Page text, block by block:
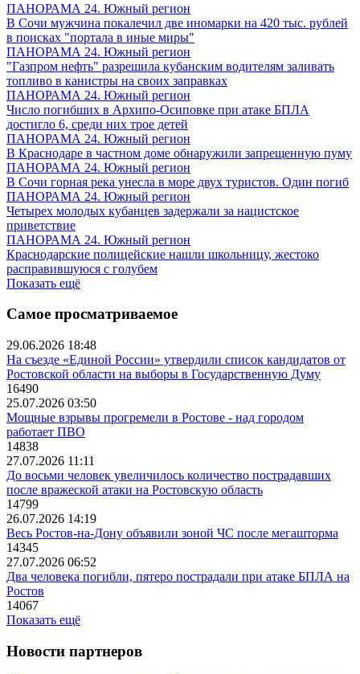
ПАНОРАМА 24. Южный регион
В Сочи мужчина покалечил две иномарки на 420 тыс. рублей
в поисках "портала в иные миры"
ПАНОРАМА 24. Южный регион
"Газпром нефть" разрешила кубанским водителям заливать
топливо в канистры на своих заправках
ПАНОРАМА 24. Южный регион
Число погибших в Архипо-Осиповке при атаке БПЛА
достигло 6, среди них трое детей
ПАНОРАМА 24. Южный регион
В Краснодаре в частном доме обнаружили запрещенную пуму
ПАНОРАМА 24. Южный регион
В Сочи горная река унесла в море двух туристов. Один погиб
ПАНОРАМА 24. Южный регион
Четырех молодых кубанцев задержали за нацистское
приветствие
ПАНОРАМА 24. Южный регион
Краснодарские полицейские нашли школьницу, жестоко
расправившуюся с голубем
Показать ещё
Самое просматриваемое
29.06.2026 18:48
На съезде «Единой России» утвердили список кандидатов от
Ростовской области на выборы в Государственную Думу
16490
25.07.2026 03:50
Мощные взрывы прогремели в Ростове - над городом
работает ПВО
14838
27.07.2026 11:11
До восьми человек увеличилось количество пострадавших
после вражеской атаки на Ростовскую область
14799
26.07.2026 14:19
Весь Ростов-на-Дону объявили зоной ЧС после мегашторма
14345
27.07.2026 06:52
Два человека погибли, пятеро пострадали при атаке БПЛА на
Ростов
14067
Показать ещё
Новости партнеров